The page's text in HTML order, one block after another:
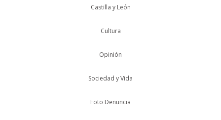
Castilla y León
Cultura
Opinión
Sociedad y Vida
Foto Denuncia